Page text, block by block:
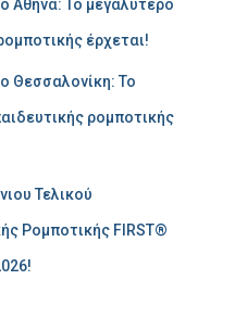
Αθήνα: Το μεγαλύτερο
έρχεται!
Θεσσαλονίκη: Το
ρομποτικής
Τελικού
Ρομποτικής FIRST®